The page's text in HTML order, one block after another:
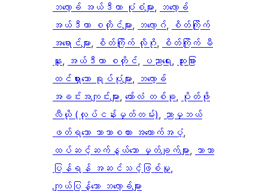
ဘလော့ခ် အယ်ဒီတာ ပုံစံများ, ဘလော့ခ်
အယ်ဒီတာ စတိုင်များ, ဘလော့ဂ်,
စိတ်ကြိုက်
အရောင်များ, စိတ်ကြိုက် လိုဂို,
စိတ်ကြိုက် မီ
နူး, အယ်ဒီတာ စတိုင်, ပညာရေး, ထူးခြား
ထင်ရှားသော ရုပ်ပုံများ, ဘလော့ခ်
အခင်းအကျင်းများ, ကော်လံ တစ်ခု, ပိုတ်ဖို
လီယို (လုပ်ငန်းမှတ်တမ်း), ညာမှဘယ်
ဖတ်ရသော ဘာသာစကား အထောက်အပံ့
ထပ်ဆင့်ဆက်နွယ်သော မှတ်ချက်များ, ဘာသာ
ပြန်ရန် အဆင်သင့်ဖြစ်မှု
ကျယ်ပြန့်သော ဘလော့ခ်များ